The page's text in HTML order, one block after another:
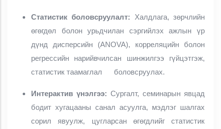
Статистик боловсруулалт: Халдлага, зөрчлийн
өгөгдөл болон урьдчилан сэргийлэх ажлын үр
дүнд дисперсийн (ANOVA), корреляцийн болон
регрессийн нарийвчилсан шинжилгээ гүйцэтгэж,
статистик таамаглал боловсруулах.
Интерактив үнэлгээ: Сургалт, семинарын явцад
бодит хугацааны санал асуулга, мэдлэг шалгах
сорил явуулж, цугларсан өгөгдлийг статистик